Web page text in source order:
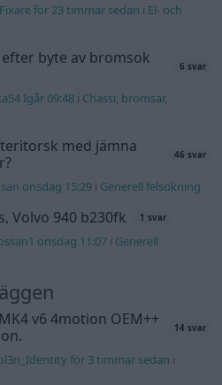
för 23 timmar sedan i El- och
byte av bromsok
6 svar
Igår 09:48 i Chassi, bromsar,
med jämna
46 svar
onsdag 15:29 i Generell felsökning
Volvo 940 b230fk 1 svar
onsdag 11:07 i Generell
v6 4motion OEM++
14 svar
för 3 timmar sedan i